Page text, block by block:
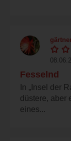
Fesselnd
In „Insel der
düstere, aber
eines...